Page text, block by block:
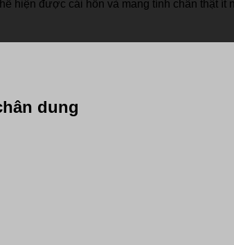
hiện được cái hồn và mang tính chân thật ít
dung